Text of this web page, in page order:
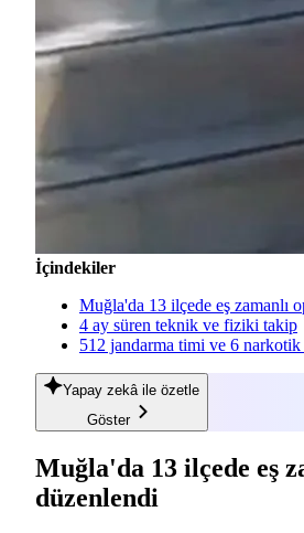
İçindekiler
Muğla'da 13 ilçede eş zamanlı
4 ay süren teknik ve fiziki takip
512 jandarma timi ve 6 narkotik
Yapay zekâ ile özetle
Göster
Muğla'da 13 ilçede eş
düzenlendi